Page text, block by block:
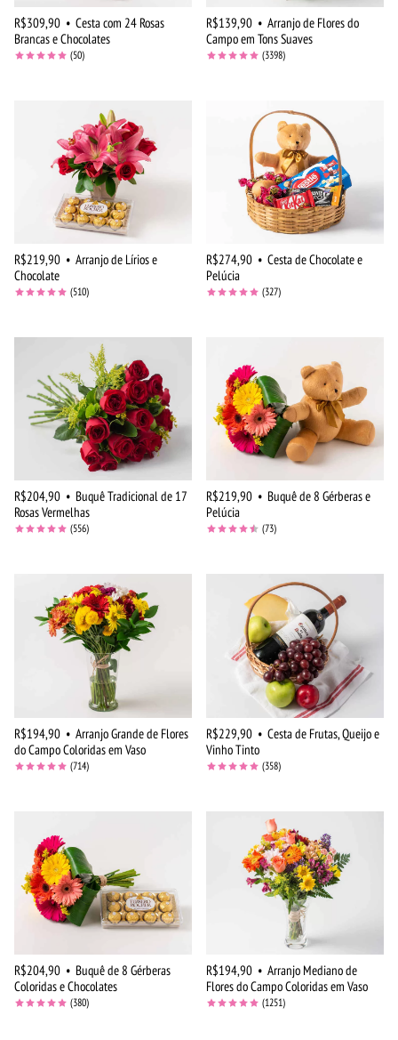
R$309,90 • Cesta com 24 Rosas
Brancas e Chocolates
(50)
R$139,90 • Arranjo de Flores do
Campo em Tons Suaves
(3398)
R$219,90 • Arranjo de Lírios e
Chocolate
(510)
R$274,90 • Cesta de Chocolate e
Pelúcia
(327)
R$204,90 • Buquê Tradicional de 17
Rosas Vermelhas
(556)
R$219,90 • Buquê de 8 Gérberas e
Pelúcia
(73)
R$194,90 • Arranjo Grande de Flores
do Campo Coloridas em Vaso
(714)
R$229,90 • Cesta de Frutas, Queijo e
Vinho Tinto
(358)
R$204,90 • Buquê de 8 Gérberas
Coloridas e Chocolates
(380)
R$194,90 • Arranjo Mediano de
Flores do Campo Coloridas em Vaso
(1251)